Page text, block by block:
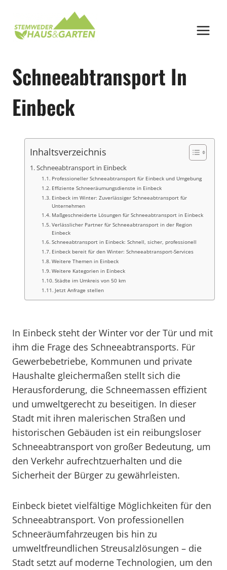
springen
Schneeabtransport In
Einbeck
Inhaltsverzeichnis
Schneeabtransport in Einbeck
Professioneller Schneeabtransport für Einbeck und Umgebung
Effiziente Schneeräumungsdienste in Einbeck
Einbeck im Winter: Zuverlässiger Schneeabtransport für
Unternehmen
Maßgeschneiderte Lösungen für Schneeabtransport in Einbeck
Verlässlicher Partner für Schneeabtransport in der Region
Einbeck
Schneeabtransport in Einbeck: Schnell, sicher, professionell
Einbeck bereit für den Winter: Schneeabtransport-Services
Weitere Themen in Einbeck
Weitere Kategorien in Einbeck
Städte im Umkreis von 50 km
Jetzt Anfrage stellen
In Einbeck steht der Winter vor der Tür und mit
ihm die Frage des Schneeabtransports. Für
Gewerbebetriebe, Kommunen und private
Haushalte gleichermaßen stellt sich die
Herausforderung, die Schneemassen effizient
und umweltgerecht zu beseitigen. In dieser
Stadt mit ihren malerischen Straßen und
historischen Gebäuden ist ein reibungsloser
Schneeabtransport von großer Bedeutung, um
den Verkehr aufrechtzuerhalten und die
Sicherheit der Bürger zu gewährleisten.
Einbeck bietet vielfältige Möglichkeiten für den
Schneeabtransport. Von professionellen
Schneeräumfahrzeugen bis hin zu
umweltfreundlichen Streusalzlösungen – die
Stadt setzt auf moderne Technologien, um den